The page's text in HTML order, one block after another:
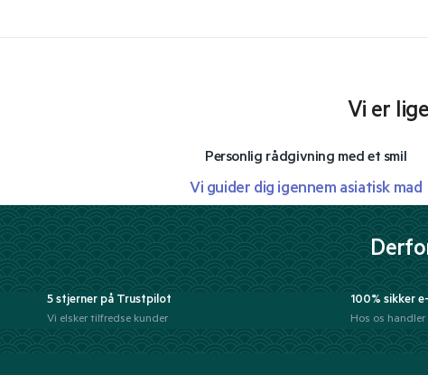
Vi er
Personlig rådgivning med et smil
Vi guider dig igennem asiatisk mad
5 stjerner på Trustpilot
Vi elsker tilfredse kunder
100% sikker
Hos os